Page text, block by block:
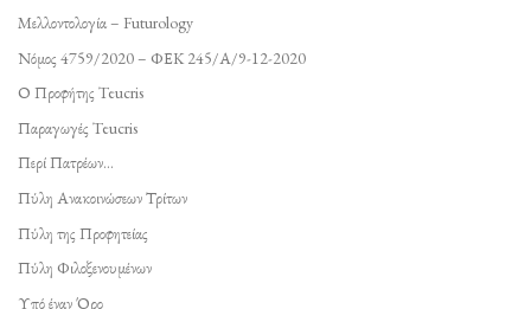
Μελλοντολογία – Futurology
Νόμος 4759/2020 – ΦΕΚ 245/Α/9-12-2020
Ο Προφήτης Teucris
Παραγωγές Teucris
Περί Πατρέων…
Πύλη Ανακοινώσεων Τρίτων
Πύλη της Προφητείας
Πύλη Φιλοξενουμένων
Υπό έναν Όρο